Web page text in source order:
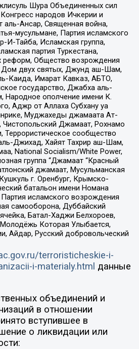
Шура Объединенных сил
народов Ичкерии и
аль-Ансар, Священная война,
мусульмане, Партия исламского
И-Тайба, Исламская группа,
партия Туркестана,
реформ, Общество возрождения
Дом двух святых, Джунд аш-Шам,
Каида, Имарат Кавказ, АБТО,
государство, Джабха аль-
Народное ополчение имени К.
Аджр от Аллаха Субхану уа
Муджахеды джамаата Ат-
Джамаат, Рохнамо
Террористическое сообщество
Джихад, Хайят Тахрир аш-Шам,
National Socialism/White Power,
группа “Джамаат “Красный
джамаат, Мусульманская
г. Оренбург, Крымско-
батальон имени Номана
исламского возрождения
самооборона, Дуббайский
Батал-Хаджи Белхороев,
Которая Улыбается,
Айдар, Русский добровольческий
terroristicheskie-i-
i-materialy.html данные
объединений и
в отношении
вступившее в
о ликвидации или